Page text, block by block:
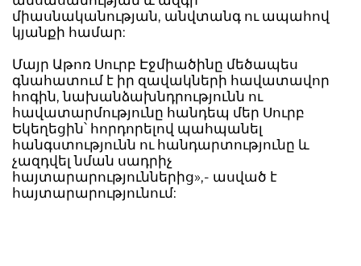
միասնականության, անվտանգ ու ապահով
կյանքի համար:
Մայր Աթոռ Սուրբ Էջմիածինը մեծապես
գնահատում է իր զավակների հավատավոր
հոգին, նախանձախնդրությունն ու
հավատարմությունը հանդեպ մեր Սուրբ
Եկեղեցին՝ հորդորելով պահպանել
հանգստությունն ու հանդարտությունը և
չազդվել նման սադրիչ
հայտարարություններից»,- ասված է
հայտարարությունում: